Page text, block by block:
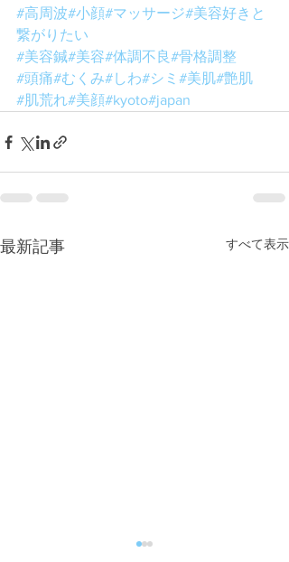
#高周波#小顔#マッサージ#美容好きと
繋がりたい
#美容鍼#美容#体調不良#骨格調整
#頭痛#むくみ#しわ#シミ #美肌#艶肌
#肌荒れ#美顔#kyoto#japan
最新記事 すべて表示